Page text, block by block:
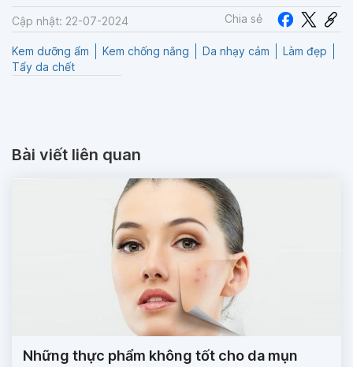
Cập nhật: 22-07-2024 Chia sẻ
Kem dưỡng ẩm Kem chống nắng Da nhạy cảm
Làm đẹp
Tẩy da chết
Bài viết liên quan
Những thực phẩm không tốt cho da mụn